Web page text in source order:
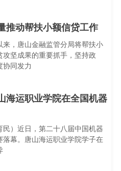
推动帮扶小额信贷工作
，唐山金融监管分局将帮扶小
坚成果的重要抓手，坚持政
协同发力
海运职业学院在全国机器
）近日，第二十八届中国机器
幕。唐山海运职业学院学子在